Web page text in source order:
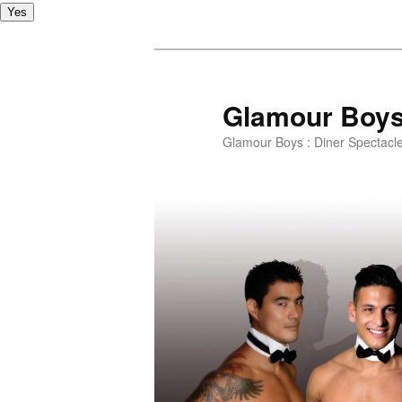
Yes
Glamour
Glamour Boys : Diner